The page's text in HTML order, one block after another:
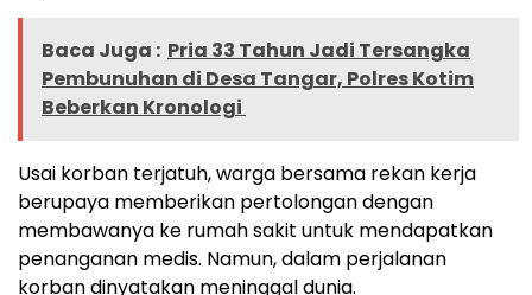
Baca Juga : Pria 33 Tahun Jadi Tersangka
Pembunuhan di Desa Tangar, Polres Kotim
Beberkan Kronologi
Usai korban terjatuh, warga bersama rekan kerja
berupaya memberikan pertolongan dengan
membawanya ke rumah sakit untuk mendapatkan
penanganan medis. Namun, dalam perjalanan
korban dinyatakan meninggal dunia.